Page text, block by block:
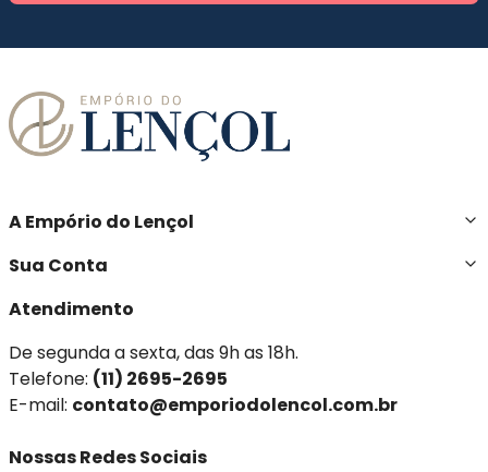
A Empório do Lençol
Sua Conta
Atendimento
De segunda a sexta, das 9h as 18h.
Telefone: (11) 2695-2695
E-mail: contato@emporiodolencol.com.br
Nossas Redes Sociais